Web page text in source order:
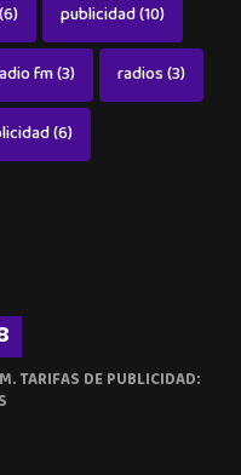
(6) publicidad(10)
fm(3) radios(3)
(6)
TARIFAS DE PUBLICIDAD: